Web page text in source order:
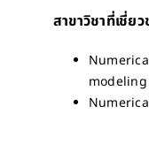
สาขาวิชาที่เชี่ย
modeling